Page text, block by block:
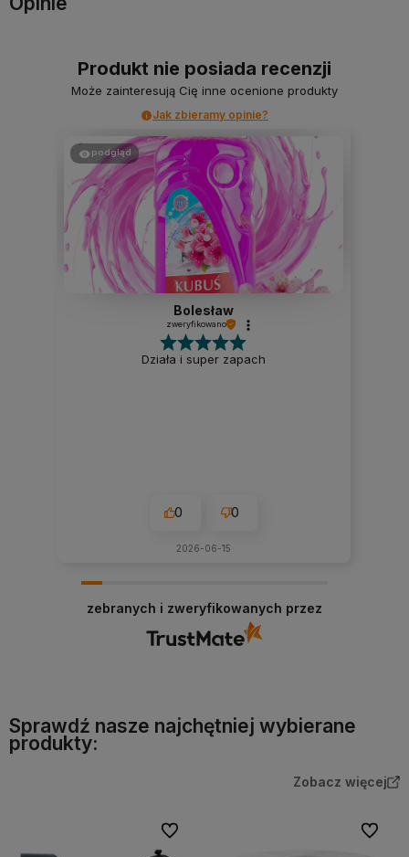
Produkt nie posiada recenzji
Może zainteresują Cię inne ocenione produkty
Jak zbieramy opinie?
podgląd
Bolesław
zweryfikowano
Działa i super zapach
0 0
2026-06-15
zebranych i zweryfikowanych przez
Sprawdź nasze najchętniej wybierane
produkty:
Zobacz więcej
Do ulubionych Do